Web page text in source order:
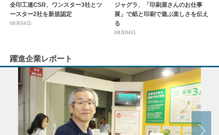
全印工連CSR、ワンスター3社とツ
ースター2社を新規認定
08月04日
ジャグラ、「印刷屋さんのお仕事
展」で紙と印刷で遊ぶ楽しさを伝え
る
08月04日
躍進企業レポート